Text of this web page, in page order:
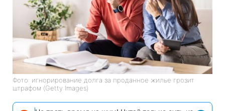
Фото: игнорирование долга за проданное жилье грозит
штрафом (Getty Images)